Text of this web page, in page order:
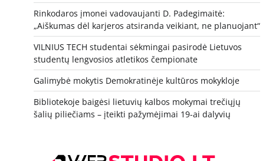
Rinkodaros įmonei vadovaujanti D. Padegimaitė:
„Aiškumas dėl karjeros atsiranda veikiant, ne planuojant“
VILNIUS TECH studentai sėkmingai pasirodė Lietuvos
studentų lengvosios atletikos čempionate
Galimybė mokytis Demokratinėje kultūros mokykloje
Bibliotekoje baigėsi lietuvių kalbos mokymai trečiųjų
šalių piliečiams – įteikti pažymėjimai 19-ai dalyvių